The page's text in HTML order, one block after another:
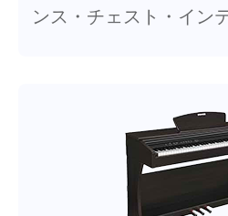
ンス・チェスト・イン